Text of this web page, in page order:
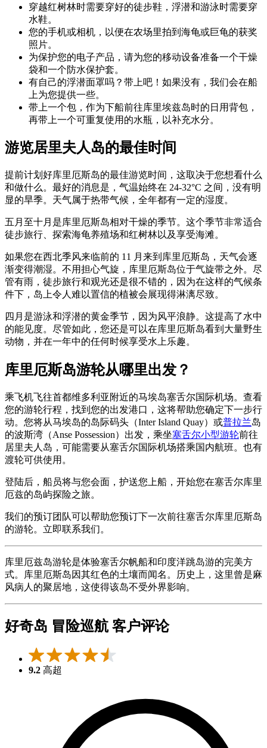
穿越红树林时需要穿好的徒步鞋，浮潜和游泳时需要穿
水鞋。
您的手机或相机，以便在农场里拍到海龟或巨龟的获奖
照片。
为保护您的电子产品，请为您的移动设备准备一个干燥
袋和一个防水保护套。
有自己的浮潜面罩吗？带上吧！如果没有，我们会在船
上为您提供一些。
带上一个包，作为下船前往库里埃兹岛时的日用背包，
再带上一个可重复使用的水瓶，以补充水分。
游览居里夫人岛的最佳时间
提前计划好库里厄斯岛的最佳游览时间，这取决于您想看什么
和做什么。最好的消息是，气温始终在 24-32°C 之间，没有明
显的旱季。天气属于热带气候，全年都有一定的湿度。
五月至十月是库里厄斯岛相对干燥的季节。这个季节非常适合
徒步旅行、探索海龟养殖场和红树林以及享受海滩。
如果您在西北季风来临前的 11 月来到库里厄斯岛，天气会逐
渐变得潮湿。不用担心气旋，库里厄斯岛位于气旋带之外。尽
管有雨，徒步旅行和观光还是很不错的，因为在这样的气候条
件下，岛上令人难以置信的植被会展现得淋漓尽致。
四月是游泳和浮潜的黄金季节，因为风平浪静。这提高了水中
的能见度。尽管如此，您还是可以在库里厄斯岛看到大量野生
动物，并在一年中的任何时候享受水上乐趣。
库里厄斯岛游轮从哪里出发？
乘飞机飞往首都维多利亚附近的马埃岛塞舌尔国际机场。查看
您的游轮行程，找到您的出发港口，这将帮助您确定下一步行
动。您将从马埃岛的岛际码头（Inter Island Quay）或普拉兰岛
的波斯湾（Anse Possession）出发，乘坐塞舌尔小型游轮前往
居里夫人岛，可能需要从塞舌尔国际机场搭乘国内航班。也有
渡轮可供使用。
登陆后，船员将与您会面，护送您上船，开始您在塞舌尔库里
厄兹的岛屿探险之旅。
我们的预订团队可以帮助您预订下一次前往塞舌尔库里厄斯岛
的游轮。立即联系我们。
库里厄兹岛游轮是体验塞舌尔帆船和印度洋跳岛游的完美方
式。库里厄斯岛因其红色的土壤而闻名。历史上，这里曾是麻
风病人的聚居地，这使得该岛不受外界影响。
好奇岛 冒险巡航 客户评论
9.2 高超